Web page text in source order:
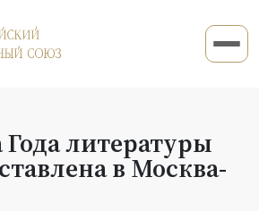
литературы
в Москва-